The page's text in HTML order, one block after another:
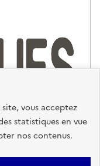
vous acceptez
statistiques en vue
nos contenus.
Mentions